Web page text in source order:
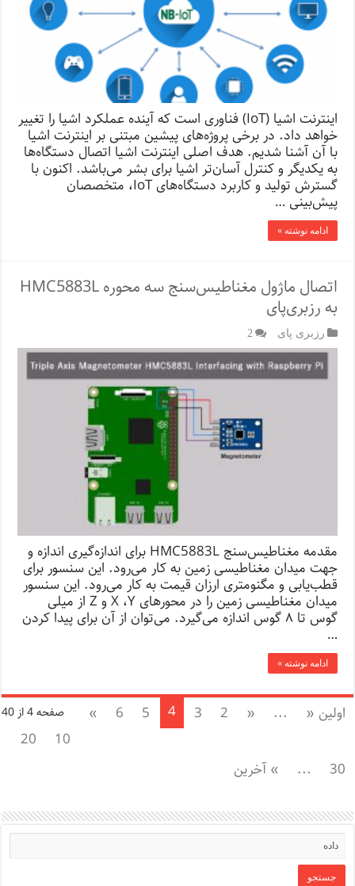
اینترنت اشیا (IoT) فناوری است که آینده عملکرد اشیا را تغییر
خواهد داد. در برخی پروژه‌های پیشین مبتنی بر اینترنت اشیا
با آن آشنا شدیم. هدف اصلی اینترنت اشیا اتصال دستگاه‌ها
به یکدیگر و کنترل آسان‌تر اشیا برای بشر می‌باشد. اکنون با
گسترش تولید و کاربرد دستگاه‌های IoT، متخصصان
پیش‌بینی …
ادامه نوشته »
اتصال ماژول مغناطیس‌سنج سه محوره HMC5883L
به رزبری‌پای
رزبری پای 2
مقدمه مغناطیس‌سنج HMC5883L برای اندازه‌گیری اندازه و
جهت میدان مغناطیسی زمین به کار می‌رود. این سنسور برای
قطب‌یابی و مگنومتری ارزان قیمت به کار می‌رود. این سنسور
میدان مغناطیسی زمین را در محورهای X ،Y و Z از میلی
گوس تا ۸ گوس اندازه می‌گیرد. می‌توان از آن برای پیدا کردن
…
ادامه نوشته »
صفحه 4 از 40 اولین « ...
«
2
3
4
5
6
»
10
20
30
... » آخرین